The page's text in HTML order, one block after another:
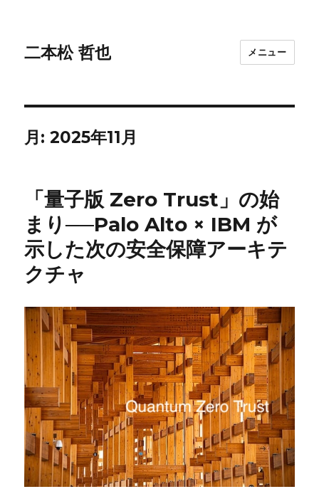
二本松 哲也 メニュー
月:2025年11月
「量子版 Zero Trust」の始
まり──Palo Alto × IBM が
示した次の安全保障アーキテ
クチャ